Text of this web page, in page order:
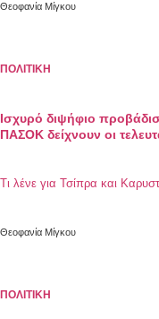
Θεοφανία Μίγκου
ΠΟΛΙΤΙΚΗ
Ισχυρό διψήφιο
ΠΑΣΟΚ δείχνουν οι
Τι λένε για Τσίπρα και
Θεοφανία Μίγκου
ΠΟΛΙΤΙΚΗ